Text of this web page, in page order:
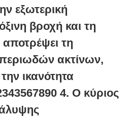
εξωτερική
βροχή και τη
τη
ακτίνων,
ικανότητα
4. Ο κύριος